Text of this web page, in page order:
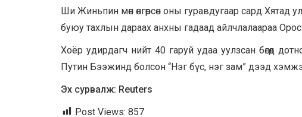
Ши Жиньпин мөн өнгөрсөн оны гуравдугаар сард Хятад
буюу тахлын дараах анхны гадаад айлчлалаараа
Хоёр удирдагч нийт 40 гаруй удаа уулзсан бөгөөд
Путин Бээжинд болсон “Нэг бүс, нэг зам” дээд
Эх сурвалж: Reuters
Post Views: 857